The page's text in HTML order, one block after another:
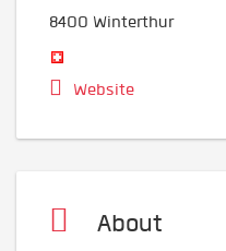
8400 Winterthur
Website
About